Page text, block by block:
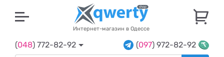
Интернет-магазин в Одессе
(048) 772-82-92 (097) 972-82-92